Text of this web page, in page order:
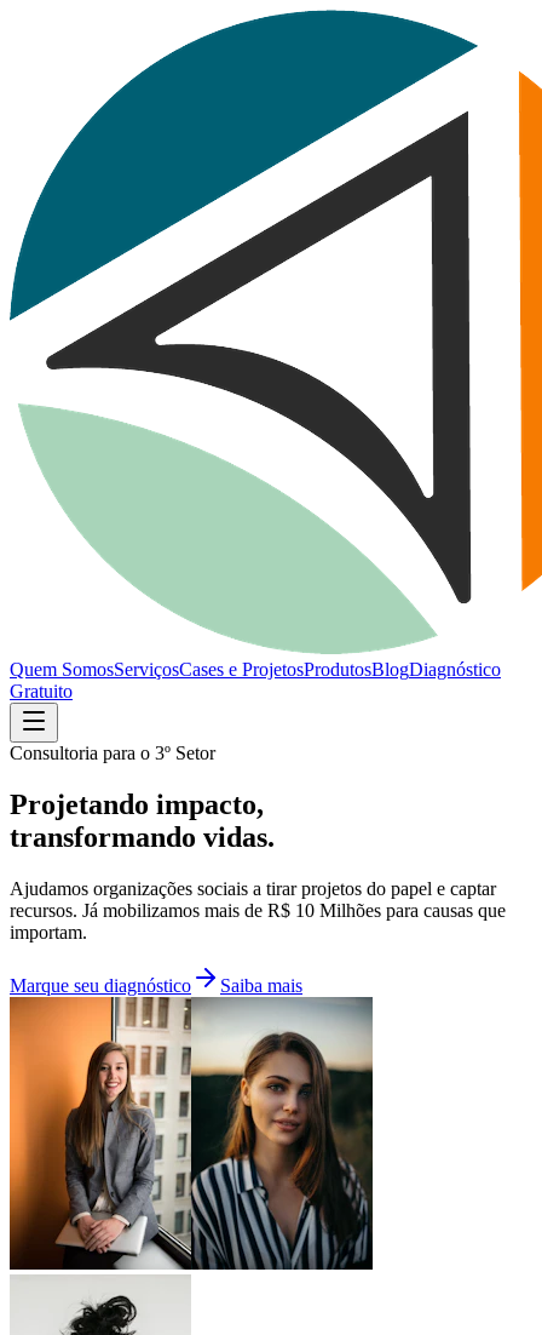
Quem SomosServiçosCases e ProjetosProdutosBlogDiagnóstico
Gratuito
Consultoria para o 3º Setor
Projetando impacto,
transformando vidas.
Ajudamos organizações sociais a tirar projetos do papel e captar
recursos. Já mobilizamos mais de R$ 10 Milhões para causas que
importam.
Marque seu diagnóstico Saiba mais